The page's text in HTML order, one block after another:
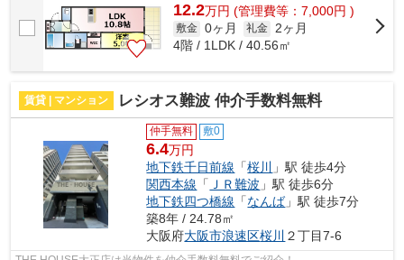
12.2万円 (管理費等：7,000円 )
敷金 0ヶ月 礼金
2ヶ月
4階 / 1LDK / 40.56㎡
賃貸 | マンション レシオス難波 仲介手数料無料
仲手無料 敷0
6.4万円
地下鉄千日前線 「桜川
」駅 徒歩4分
関西本線 「 ＪＲ難波 」駅 徒歩6分
地下鉄四つ橋線 「なんば」駅 徒歩7分
築8年 / 24.78㎡
大阪府大阪市浪速区桜川 ２丁目7-6